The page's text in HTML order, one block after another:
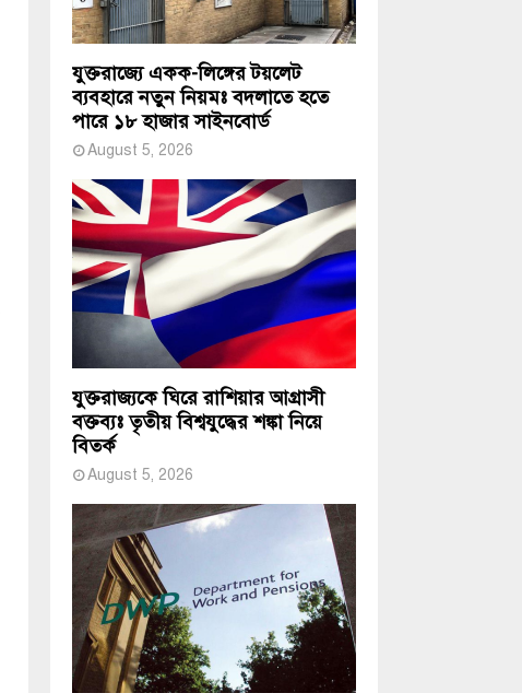
যুক্তরাজ্যে একক-লিঙ্গের টয়লেট
ব্যবহারে নতুন নিয়মঃ বদলাতে হতে
পারে ১৮ হাজার সাইনবোর্ড
August 5, 2026
যুক্তরাজ্যকে ঘিরে রাশিয়ার আগ্রাসী
বক্তব্যঃ তৃতীয় বিশ্বযুদ্ধের শঙ্কা নিয়ে
বিতর্ক
August 5, 2026